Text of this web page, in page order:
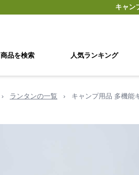
キャン
商品を検索 人気ランキング
› ランタンの一覧 › キャンプ用品 多機能